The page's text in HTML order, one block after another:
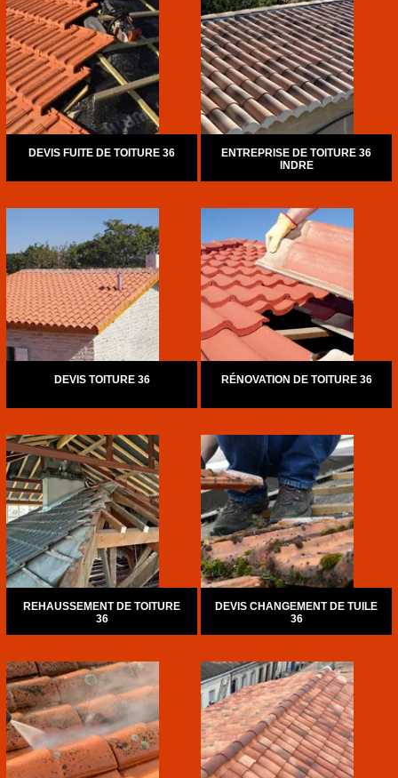
DEVIS FUITE DE TOITURE 36
ENTREPRISE DE TOITURE 36
INDRE
DEVIS TOITURE 36 RÉNOVATION DE TOITURE 36
REHAUSSEMENT DE TOITURE
36
DEVIS CHANGEMENT DE TUILE
36